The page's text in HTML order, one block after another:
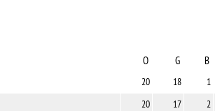
O G B
20 18 1
20 17 2